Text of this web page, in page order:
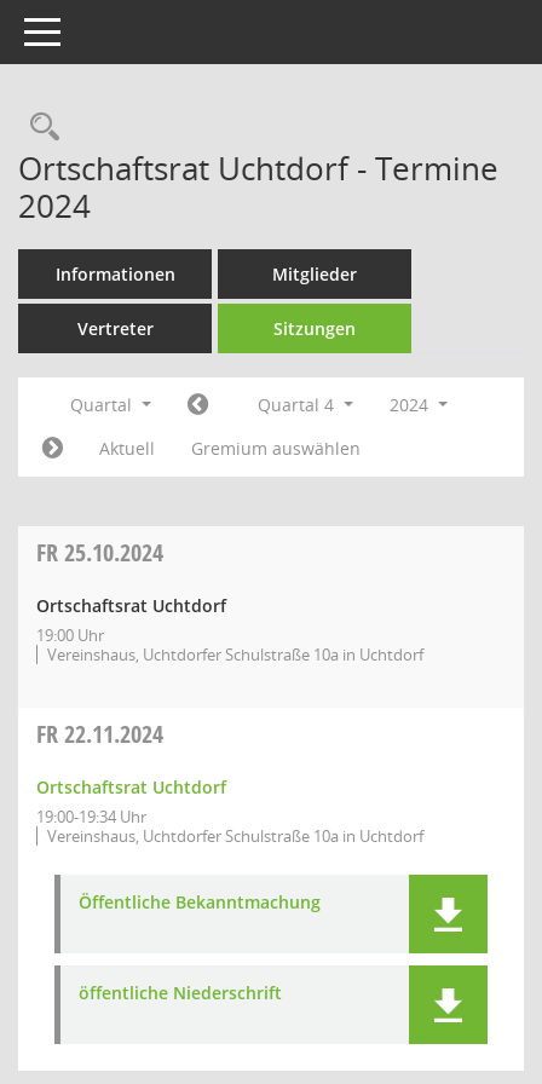
Toggle navigation
Rechercheauswahl
Ortschaftsrat Uchtdorf - Termine
2024
Informationen Mitglieder
Vertreter Sitzungen
Quartal Quartal 4
2024
Aktuell
Gremium auswählen
FR25.10.2024
Ortschaftsrat Uchtdorf
19:00 Uhr
Vereinshaus, Uchtdorfer Schulstraße 10a in Uchtdorf
FR22.11.2024
Ortschaftsrat Uchtdorf
19:00-19:34 Uhr
Vereinshaus, Uchtdorfer Schulstraße 10a in Uchtdorf
Öffentliche Bekanntmachung
öffentliche Niederschrift